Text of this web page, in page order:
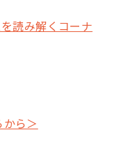
読み解くコーナ
ら＞